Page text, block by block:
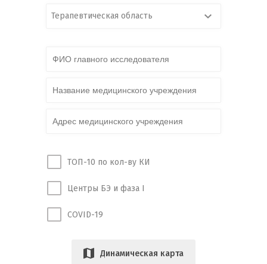
Терапевтическая область
ТОП-10 по кол-ву КИ
Центры БЭ и фаза I
COVID-19
Динамическая карта